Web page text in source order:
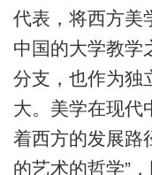
代表，将西方美
中国的大学教学
分支，也作为独
大。美学在现代
着西方的发展路
的艺术的哲学”